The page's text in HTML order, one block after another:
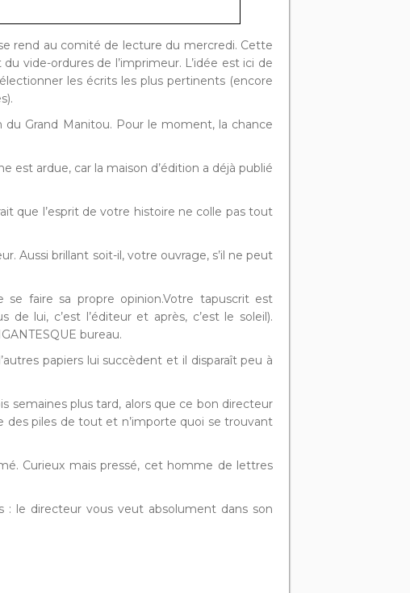
rend au comité de lecture du mercredi. Cette
vide-ordures de l’imprimeur. L’idée est ici de
les écrits les plus pertinents (encore
du Grand Manitou. Pour le moment, la chance
est ardue, car la maison d’édition a déjà publié
que l’esprit de votre histoire ne colle pas tout
Aussi brillant soit-il, votre ouvrage, s’il ne peut
faire sa propre opinion.Votre tapuscrit est
lui, c’est l’éditeur et après, c’est le soleil).
bureau.
papiers lui succèdent et il disparaît peu à
semaines plus tard, alors que ce bon directeur
des piles de tout et n’importe quoi se trouvant
Curieux mais pressé, cet homme de lettres
: le directeur vous veut absolument dans son